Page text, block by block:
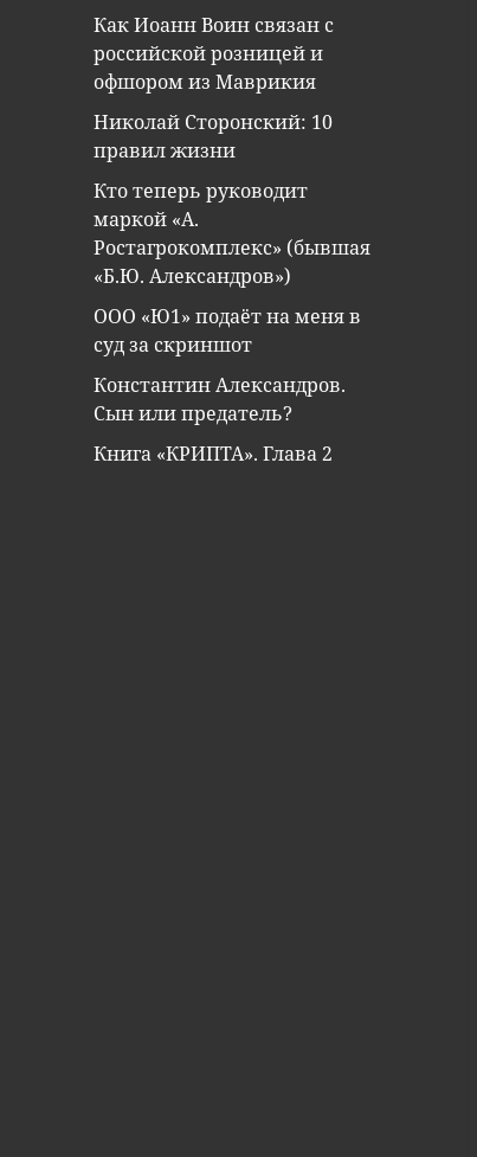
Как Иоанн Воин связан с
российской розницей и
офшором из Маврикия
Николай Сторонский: 10
правил жизни
Кто теперь руководит
маркой «А.
Ростагрокомплекс» (бывшая
«Б.Ю. Александров»)
ООО «Ю1» подаёт на меня в
суд за скриншот
Константин Александров.
Сын или предатель?
Книга «КРИПТА». Глава 2